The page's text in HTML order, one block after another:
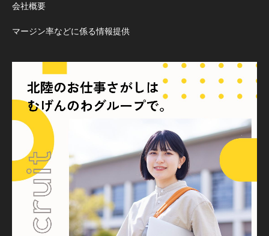
会社概要
マージン率などに係る情報提供